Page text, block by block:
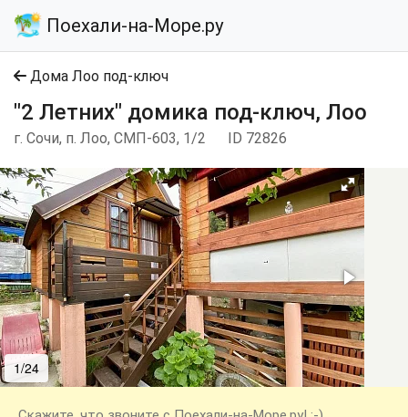
Поехали-на-Море.ру
Дома Лоо под-ключ
"2 Летних" домика под-ключ, Лоо
г. Сочи, п. Лоо, СМП-603, 1/2 ID 72826
1/24